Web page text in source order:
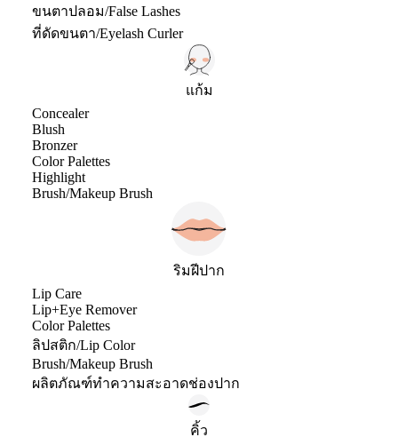
ขนตาปลอม/False Lashes
ที่ดัดขนตา/Eyelash Curler
แก้ม
Concealer
Blush
Bronzer
Color Palettes
Highlight
Brush/Makeup Brush
ริมฝีปาก
Lip Care
Lip+Eye Remover
Color Palettes
ลิปสติก/Lip Color
Brush/Makeup Brush
ผลิตภัณฑ์ทำความสะอาดช่องปาก
คิ้ว